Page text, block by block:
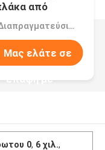
από
Τιμή：Διαπραγματεύσιμα
Μας ελάτε σε
επαφή με
0, 6 χιλ.,